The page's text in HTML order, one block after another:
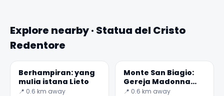
Explore nearby · Statua del Cristo
Redentore
Berhampiran: yang
mulia istana Lieto
📍 0.6 km away
Monte San Biagio:
Gereja Madonna
maggiore
📍 0.6 km away